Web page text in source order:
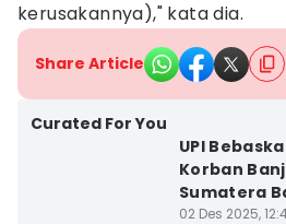
kerusakannya)," kata dia.
Share Article
Curated For You
UPI
Korban
Sumatera
02 Des 2025,